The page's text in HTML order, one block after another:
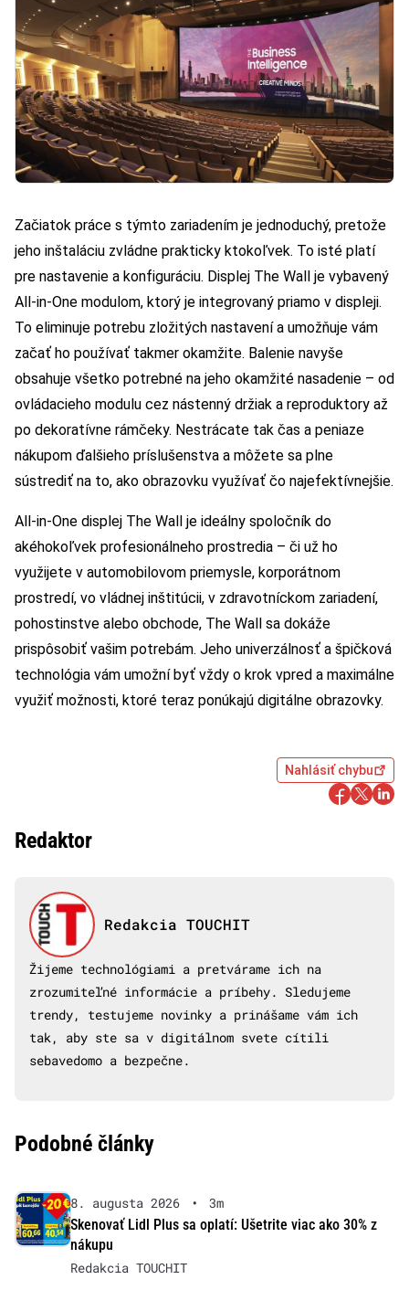
Začiatok práce s týmto zariadením je jednoduchý, pretože
jeho inštaláciu zvládne prakticky ktokoľvek. To isté platí
pre nastavenie a konfiguráciu. Displej The Wall je vybavený
All-in-One modulom, ktorý je integrovaný priamo v displeji.
To eliminuje potrebu zložitých nastavení a umožňuje vám
začať ho používať takmer okamžite. Balenie navyše
obsahuje všetko potrebné na jeho okamžité nasadenie – od
ovládacieho modulu cez nástenný držiak a reproduktory až
po dekoratívne rámčeky. Nestrácate tak čas a peniaze
nákupom ďalšieho príslušenstva a môžete sa plne
sústrediť na to, ako obrazovku využívať čo najefektívnejšie.
All-in-One displej The Wall je ideálny spoločník do
akéhokoľvek profesionálneho prostredia – či už ho
využijete v automobilovom priemysle, korporátnom
prostredí, vo vládnej inštitúcii, v zdravotníckom zariadení,
pohostinstve alebo obchode, The Wall sa dokáže
prispôsobiť vašim potrebám. Jeho univerzálnosť a špičková
technológia vám umožní byť vždy o krok vpred a maximálne
využiť možnosti, ktoré teraz ponúkajú digitálne obrazovky.
Nahlásiť chybu
Redaktor
Redakcia TOUCHIT
Žijeme technológiami a pretvárame ich na
zrozumiteľné informácie a príbehy. Sledujeme
trendy, testujeme novinky a prinášame vám ich
tak, aby ste sa v digitálnom svete cítili
sebavedomo a bezpečne.
Podobné články
8. augusta 2026 •
3m
Skenovať Lidl Plus sa oplatí: Ušetrite viac ako 30% z
nákupu
Redakcia TOUCHIT